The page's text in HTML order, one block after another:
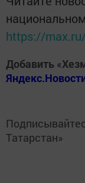
https://
Добавить
Татарстан»